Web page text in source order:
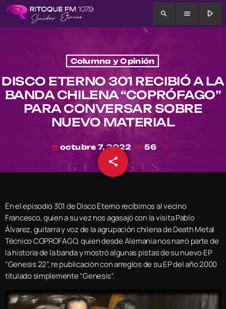
search menu play_arrow
Columna y Opinión
DISCO ETERNO 301 RECIBIÓ A LA
BANDA CHILENA “COPRÓFAGO”
PARA CONVERSAR SOBRE
NUEVO MATERIAL
today octubre 7, 2022 56
share
email
En el episodio 301 de Disco Eterno recibimos al vecino
Francesco, quien a su vez nos agasajó con la visita Pablo
Álvarez, guitarra y voz de la agrupación chilena de Death Metal
Técnico COPROFAGO, quien desde Alemania nos narró parte de
la historia de la banda y mostró algunas pistas de su nuevo EP
“Genesis 22”, re publicación con arreglos de su EP del año 2000
titulado simplemente “Genesis”.